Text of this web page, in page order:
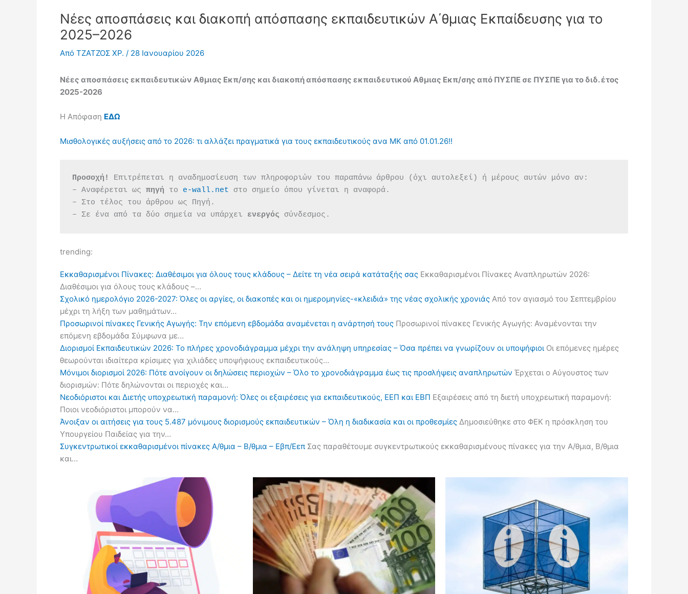
Νέες αποσπάσεις και διακοπή απόσπασης εκπαιδευτικών Α΄θμιας Εκπαίδευσης για το
2025–2026
Από ΤΖΑΤΖΟΣ ΧΡ. / 28 Ιανουαρίου 2026
Νέες αποσπάσεις εκπαιδευτικών Αθμιας Εκπ/σης και διακοπή απόσπασης εκπαιδευτικού Αθμιας Εκπ/σης από ΠΥΣΠΕ σε ΠΥΣΠΕ για το διδ. έτος
2025-2026
Η Απόφαση ΕΔΩ
Μισθολογικές αυξήσεις από το 2026: τι αλλάζει πραγματικά για τους εκπαιδευτικούς ανα ΜΚ από 01.01.26!!
Προσοχή!
Επιτρέπεται η αναδημοσίευση των πληροφοριών του παραπάνω άρθρου (όχι αυτολεξεί) ή μέρους αυτών μόνο αν:
– Αναφέρεται ως πηγή το e-wall.net στο σημείο όπου γίνεται η αναφορά.
– Στο τέλος του άρθρου ως Πηγή.
– Σε ένα από τα δύο σημεία να υπάρχει ενεργός σύνδεσμος.
trending:
Εκκαθαρισμένοι Πίνακες: Διαθέσιμοι για όλους τους κλάδους – Δείτε τη νέα σειρά κατάταξής σας Εκκαθαρισμένοι Πίνακες Αναπληρωτών 2026:
Διαθέσιμοι για όλους τους κλάδους –…
Σχολικό ημερολόγιο 2026-2027: Όλες οι αργίες, οι διακοπές και οι ημερομηνίες-«κλειδιά» της νέας σχολικής χρονιάς Από τον αγιασμό του Σεπτεμβρίου
μέχρι τη λήξη των μαθημάτων…
Προσωρινοί πίνακες Γενικής Αγωγής: Την επόμενη εβδομάδα αναμένεται η ανάρτησή τους Προσωρινοί πίνακες Γενικής Αγωγής: Αναμένονται την
επόμενη εβδομάδα Σύμφωνα με…
Διορισμοί Εκπαιδευτικών 2026: Το πλήρες χρονοδιάγραμμα μέχρι την ανάληψη υπηρεσίας – Όσα πρέπει να γνωρίζουν οι υποψήφιοι Οι επόμενες ημέρες
θεωρούνται ιδιαίτερα κρίσιμες για χιλιάδες υποψήφιους εκπαιδευτικούς…
Μόνιμοι διορισμοί 2026: Πότε ανοίγουν οι δηλώσεις περιοχών – Όλο το χρονοδιάγραμμα έως τις προσλήψεις αναπληρωτών Έρχεται ο Αύγουστος των
διορισμών: Πότε δηλώνονται οι περιοχές και…
Νεοδιόριστοι και Διετής υποχρεωτική παραμονή: Όλες οι εξαιρέσεις για εκπαιδευτικούς, ΕΕΠ και ΕΒΠ Εξαιρέσεις από τη διετή υποχρεωτική παραμονή:
Ποιοι νεοδιόριστοι μπορούν να…
Άνοιξαν οι αιτήσεις για τους 5.487 μόνιμους διορισμούς εκπαιδευτικών – Όλη η διαδικασία και οι προθεσμίες Δημοσιεύθηκε στο ΦΕΚ η πρόσκληση του
Υπουργείου Παιδείας για την…
Συγκεντρωτικοί εκκαθαρισμένοι πίνακες Α/θμια – Β/θμια – Εβπ/Εεπ Σας παραθέτουμε συγκεντρωτικούς εκκαθαρισμένους πίνακες για την Α/θμια, Β/θμια
και…